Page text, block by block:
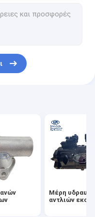
Μέρη
αντλιών